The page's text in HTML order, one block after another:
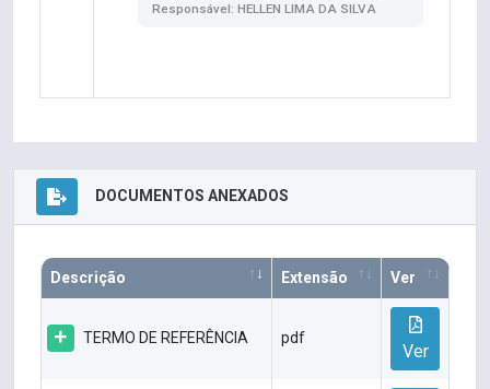
Responsável: HELLEN LIMA DA SILVA
DOCUMENTOS ANEXADOS
Descrição Extensão Ver
TERMO DE REFERÊNCIA pdf
Ver